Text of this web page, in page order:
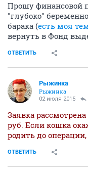
Прошу финансовой
"глубоко"
барака (есть моя
вернуть в Фонд
ОТВЕТИТЬ
Рыжинка
Рыжинка
02 июля 2015
Заявка
руб. Если кошка
родить до
ОТВЕТИТЬ